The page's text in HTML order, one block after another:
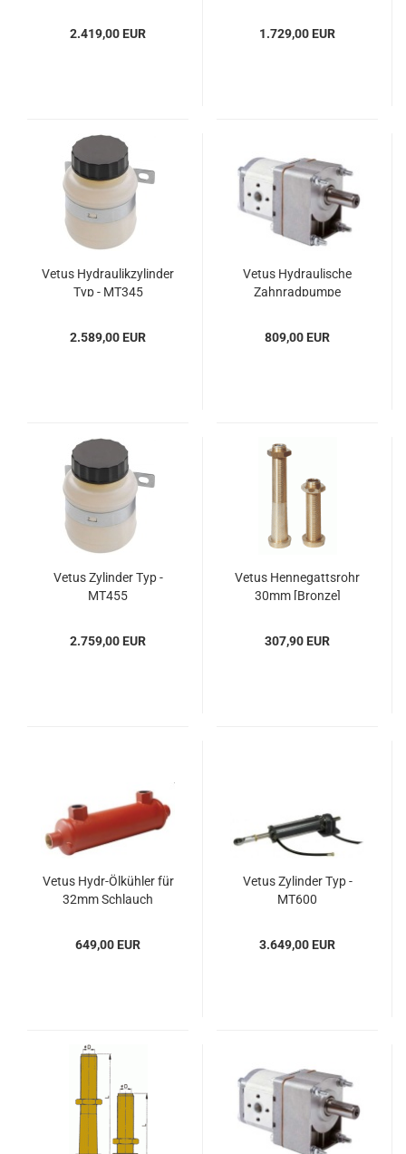
2.419,00 EUR
1.729,00 EUR
Vetus Hy­drau­lik­zy­lin­der
Typ - MT345
2.589,00 EUR
Vetus Hy­drau­li­sche
Zahn­rad­pum­pe
809,00 EUR
Vetus Zy­lin­der Typ -
MT455
2.759,00 EUR
Vetus Hen­ne­gatts­rohr
30mm [Bron­ze]
307,90 EUR
Vetus Hydr-​Öl­küh­ler für
32mm Schlauch
649,00 EUR
Vetus Zy­lin­der Typ -
MT600
3.649,00 EUR